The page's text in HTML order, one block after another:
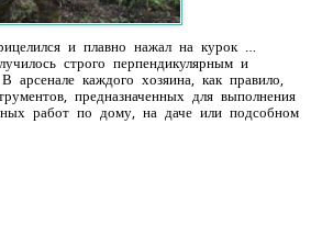
и плавно нажал на курок …
строго перпендикулярным и
каждого хозяина, как правило,
предназначенных для выполнения
работ по дому, на даче или подсобном